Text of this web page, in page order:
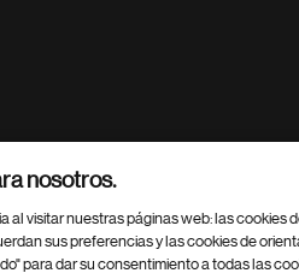
nosotros.
al visitar nuestras páginas web: las cookies
sus preferencias y las cookies de
para dar su consentimiento a todas las